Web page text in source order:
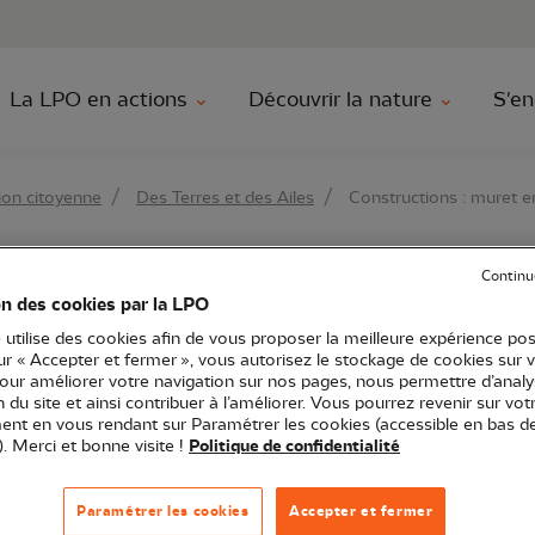
Aller à la
La LPO en actions Découvrir la nature
citoyenne Des Terres et des Ailes Constructions : muret
: muret en pierres
Ailes
des cookies par la LPO
utilise des cookies afin de vous proposer la meilleure expérience
« Accepter et fermer », vous autorisez le stockage de cookies sur
améliorer votre navigation sur nos pages, nous permettre
du site et ainsi contribuer à l’améliorer. Vous pourrez revenir sur
en vous rendant sur Paramétrer les cookies (accessible en bas
Merci et bonne visite ! Politique de confidentialité
Accepter et fermer
Paramétrer les cookies